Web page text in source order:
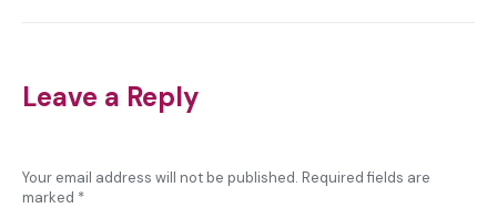
Leave a Reply
Your email address will not be published. Required fields are
marked *